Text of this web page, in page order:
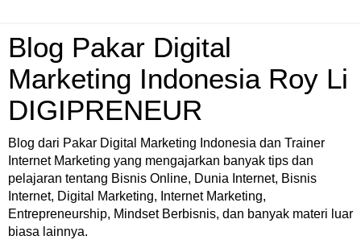
Blog Pakar Digital
Marketing Indonesia Roy Li
DIGIPRENEUR
Blog dari Pakar Digital Marketing Indonesia dan Trainer
Internet Marketing yang mengajarkan banyak tips dan
pelajaran tentang Bisnis Online, Dunia Internet, Bisnis
Internet, Digital Marketing, Internet Marketing,
Entrepreneurship, Mindset Berbisnis, dan banyak materi luar
biasa lainnya.